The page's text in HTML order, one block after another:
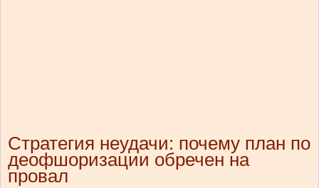
Стратегия неудачи: почему план по
деофшоризации обречен на
провал